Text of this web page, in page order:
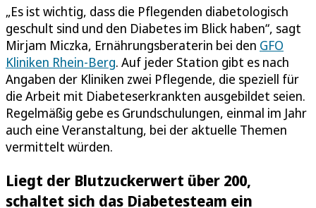
„Es ist wichtig, dass die Pflegenden diabetologisch
geschult sind und den Diabetes im Blick haben“, sagt
Mirjam Miczka, Ernährungsberaterin bei den GFO
Kliniken Rhein-Berg. Auf jeder Station gibt es nach
Angaben der Kliniken zwei Pflegende, die speziell für
die Arbeit mit Diabeteserkrankten ausgebildet seien.
Regelmäßig gebe es Grundschulungen, einmal im Jahr
auch eine Veranstaltung, bei der aktuelle Themen
vermittelt würden.
Liegt der Blutzuckerwert über 200,
schaltet sich das Diabetesteam ein